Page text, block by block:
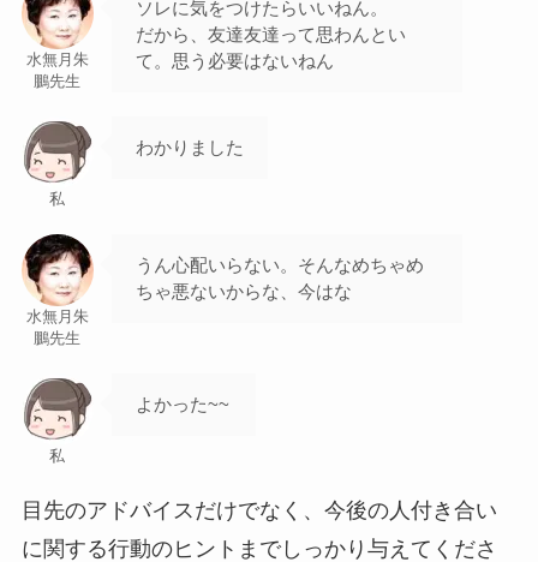
水無月朱
鵬先生
ソレに気をつけたらいいねん。
だから、友達友達って思わんとい
て。思う必要はないねん
私
わかりました
水無月朱
鵬先生
うん心配いらない。そんなめちゃめ
ちゃ悪ないからな、今はな
私
よかった~~
目先のアドバイスだけでなく、今後の人付き合い
に関する行動のヒントまでしっかり与えてくださ